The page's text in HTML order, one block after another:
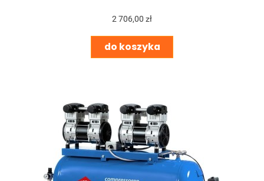
2 706,00 zł
do koszyka